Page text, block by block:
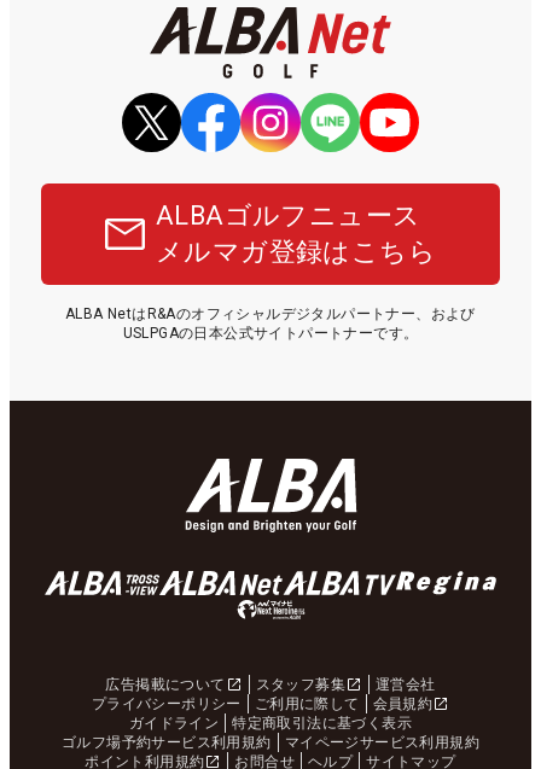
ALBAゴルフニュース
メルマガ登録はこちら
ALBA NetはR&Aのオフィシャルデジタルパートナー、および
USLPGAの日本公式サイトパートナーです。
広告掲載について スタッフ募集
運営会社
プライバシーポリシー
ご利用に際して
会員規約
ガイドライン
特定商取引法に基づく表示
ゴルフ場予約サービス利用規約
マイページサービス利用規約
ポイント利用規約
お問合せ ヘルプ サイトマップ